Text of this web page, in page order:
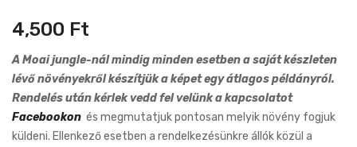
4,500 Ft
A Moai jungle-nál mindig minden esetben a saját készleten
lévő növényekről készítjük a képet egy átlagos példányról.
Rendelés után kérlek vedd fel velünk a kapcsolatot
Facebookon és megmutatjuk pontosan melyik növény fogjuk
küldeni. Ellenkező esetben a rendelkezésünkre állók közül a